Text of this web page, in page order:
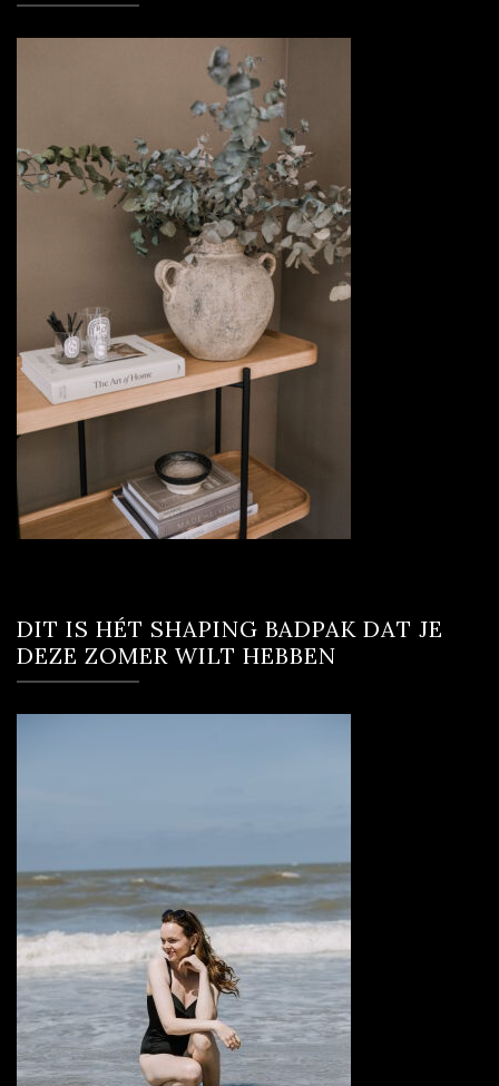
DIT IS HÉT SHAPING BADPAK DAT JE
DEZE ZOMER WILT HEBBEN